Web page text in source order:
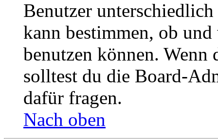
Benutzer
kann bestimmen, ob
benutzen können. Wenn
solltest du die Board-
dafür fragen.
Nach oben